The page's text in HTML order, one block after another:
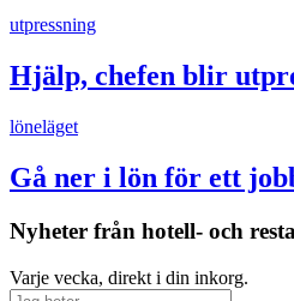
utpressning
Hjälp, chefen blir
löneläget
Gå ner i lön för ett
Nyheter från hotell- och
Varje vecka, direkt i din inkorg.